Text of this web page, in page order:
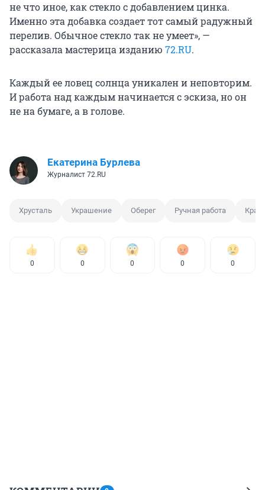
не что иное, как стекло с добавлением цинка.
Именно эта добавка создает тот самый радужный
перелив. Обычное стекло так не умеет», —
рассказала мастерица изданию 72.RU.
Каждый ее ловец солнца уникален и неповторим.
И работа над каждым начинается с эскиза, но он
не на бумаге, а в голове.
Екатерина Бурлева
Журналист 72.RU
Хрусталь Украшение Оберег Ручная работа
0 0 0 0 0